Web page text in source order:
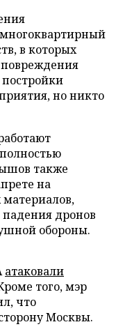
в которых
но никто
также
на
дронов
обороны.
атаковали
того, мэр
что
Москвы.